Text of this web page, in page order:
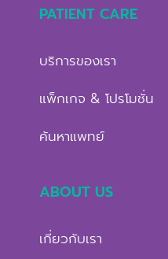
PATIENT CARE
บริการของเรา
แพ็กเกจ & โปรโมชั่น
ค้นหาแพทย์
ABOUT US
เกี่ยวกับเรา